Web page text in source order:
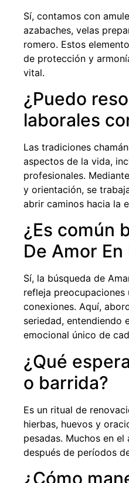
Sí, contamos con
azabaches, velas
romero. Estos
de protección y
vital.
¿Puedo
laborales
Las tradiciones
aspectos de la vida,
profesionales.
y orientación, se
abrir caminos hacia la
¿Es común
De Amor
Sí, la búsqueda de
refleja
conexiones. Aquí,
seriedad, entendiendo
emocional único de
¿Qué
o barrida?
Es un ritual de
hierbas, huevos y
pesadas. Muchos en
después de períodos
¿Cómo